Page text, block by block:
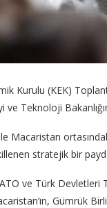
Kurulu (KEK)
ve Teknoloji
Macaristan
stratejik bir
ve Türk
Gümrük